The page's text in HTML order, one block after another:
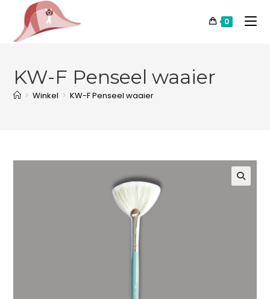
0
KW-F Penseel waaier
> Winkel > KW-F Penseel waaier